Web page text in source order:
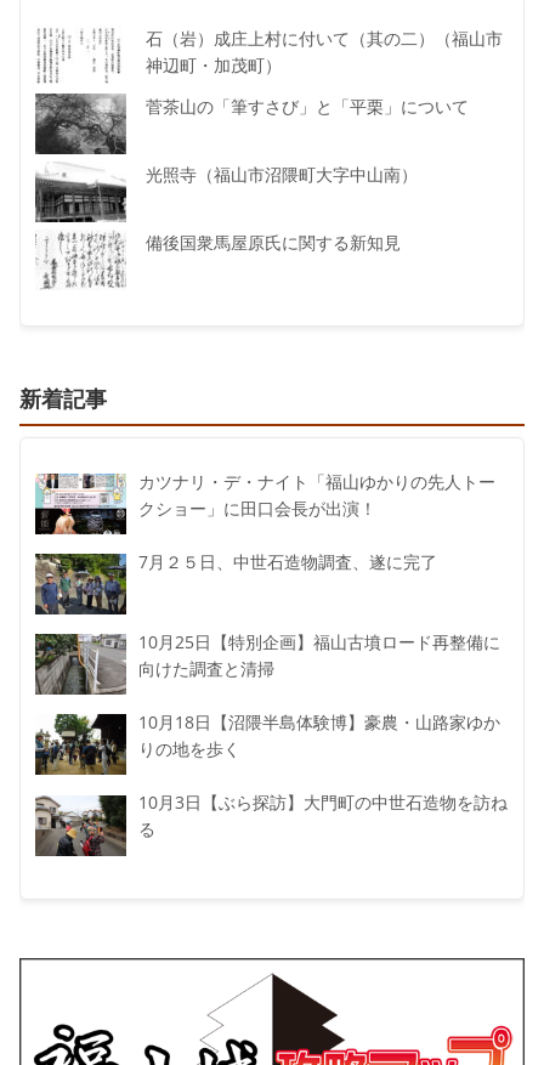
石（岩）成庄上村に付いて（其の二）（福山市
神辺町・加茂町）
菅茶山の「筆すさび」と「平栗」について
光照寺（福山市沼隈町大字中山南）
備後国衆馬屋原氏に関する新知見
新着記事
カツナリ・デ・ナイト「福山ゆかりの先人トー
クショー」に田口会長が出演！
7月２５日、中世石造物調査、遂に完了
10月25日【特別企画】福山古墳ロード再整備に
向けた調査と清掃
10月18日【沼隈半島体験博】豪農・山路家ゆか
りの地を歩く
10月3日【ぶら探訪】大門町の中世石造物を訪ね
る